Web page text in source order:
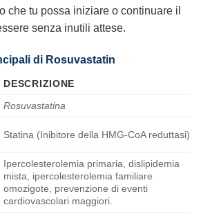
che tu possa iniziare o continuare il
senza inutili attese.
di Rosuvastatin
DESCRIZIONE
Rosuvastatina
Statina (Inibitore della HMG-CoA reduttasi)
Ipercolesterolemia primaria, dislipidemia
mista, ipercolesterolemia familiare
omozigote, prevenzione di eventi
cardiovascolari maggiori.